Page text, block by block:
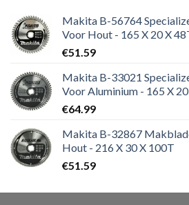
Makita B-56764
Voor Hout - 165 X 20 X
€51.59
Makita B-33021
Voor Aluminium - 165 X
€64.99
Makita B-32867
Hout - 216 X 30 X 100T
€51.59